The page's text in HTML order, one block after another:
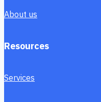
About us
Resources
Services